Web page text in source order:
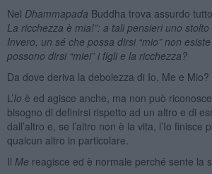
Nel Dhammapada Buddha trova assurdo
La ricchezza è mia!”: a tali pensieri uno stolto
Invero, un sé che possa dirsi “mio” non
possono dirsi “miei” i figli e la ricchezza?
Da dove deriva la debolezza di Io, Me e Mio?
L’Io è ed agisce anche, ma non può
bisogno di definirsi rispetto ad un altro e di
dall’altro e, se l’altro non è la vita, l’Io finisce
qualcun altro in particolare.
Il Me reagisce ed è normale perché sente la